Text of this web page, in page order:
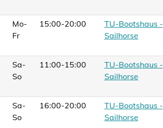
Mo-
Fr
15:00-20:00
TU-Bootshaus -
Sailhorse
Sa-
So
11:00-15:00
TU-Bootshaus -
Sailhorse
Sa-
So
16:00-20:00
TU-Bootshaus -
Sailhorse